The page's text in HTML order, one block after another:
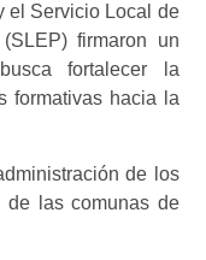
el Servicio Local de
firmaron un
fortalecer la
formativas hacia la
de los
de las comunas de